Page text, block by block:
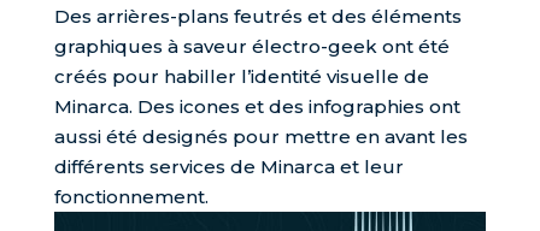
Des arrières-plans feutrés et des éléments
graphiques à saveur électro-geek ont été
créés pour habiller l’identité visuelle de
Minarca. Des icones et des infographies ont
aussi été designés pour mettre en avant les
différents services de Minarca et leur
fonctionnement.